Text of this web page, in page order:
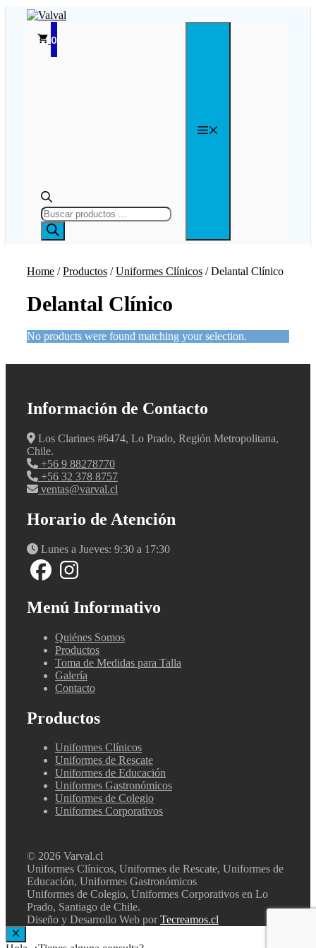
Saltar
contenido 0
BÚSQUEDA
DE
PRODUCTOS
Home /Productos /Uniformes Clínicos / Delantal Clínico
Delantal Clínico
No products were found matching your selection.
Información de Contacto
Los Clarines #6474, Lo Prado, Región Metropolitana,
Chile.
+56 9 88278770
+56 32 378 8757
ventas@varval.cl
Horario de Atención
Lunes a Jueves: 9:30 a 17:30
Menú Informativo
Quiénes Somos
Productos
Toma de Medidas para Talla
Galería
Contacto
Productos
Uniformes Clínicos
Uniformes de Rescate
Uniformes de Educación
Uniformes Gastronómicos
Uniformes de Colegio
Uniformes Corporativos
© 2026 Varval.cl
Uniformes Clínicos, Uniformes de Rescate, Uniformes de
Educación, Uniformes Gastronómicos
Uniformes de Colegio, Uniformes Corporativos en Lo
Prado, Santiago de Chile.
Diseño y Desarrollo Web porTecreamos.cl
Cerrar